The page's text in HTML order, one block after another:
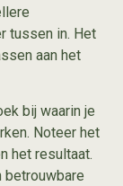
tussen in. Het
aan het
bij waarin je
Noteer het
het resultaat.
betrouwbare